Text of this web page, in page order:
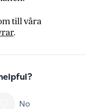
till våra
.
No